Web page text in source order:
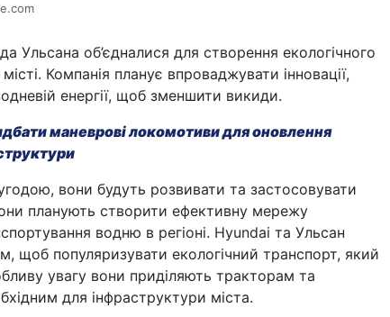
Ульсана об’єдналися для створення екологічного
Компанія планує впроваджувати інновації,
енергії, щоб зменшити викиди.
маневрові локомотиви для оновлення
вони будуть розвивати та застосовувати
планують створити ефективну мережу
водню в регіоні. Hyundai та Ульсан
щоб популяризувати екологічний транспорт, який
увагу вони приділяють тракторам та
для інфраструктури міста.